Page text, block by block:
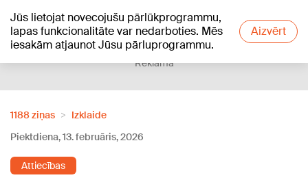
Jūs lietojat novecojušu pārlūkprogrammu,
lapas funkcionalitāte var nedarboties. Mēs
iesakām atjaunot Jūsu pārluprogrammu.
Aizvērt
+11°C
Reklāma
1188 ziņas
Izklaide
Piektdiena, 13. februāris, 2026
Attiecības